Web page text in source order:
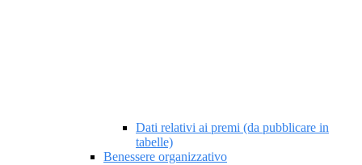
Dati relativi ai premi (da pubblicare in
tabelle)
Benessere organizzativo